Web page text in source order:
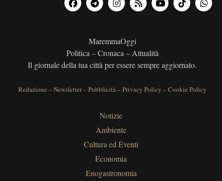
MaremmaOggi
Politica – Cronaca – Attualità
Il giornale della tua città per essere sempre aggiornato.
Redazione –Newsletter–Pubblicità–Privacy Policy –Cookie Policy
Notizie
Ambiente
Cultura ed Eventi
Economia
Enogastronomia